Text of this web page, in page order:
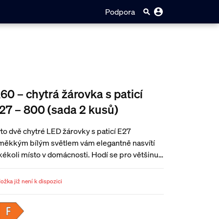
Podpora
– chytrá žárovka s paticí
– 800 (sada 2 kusů)
dvě chytré LED žárovky s paticí E27
bílým světlem vám elegantně nasvítí
místo v domácnosti. Hodí se pro většinu
svítidel a mají možnost okamžitého
stmívání.
již není k dispozici